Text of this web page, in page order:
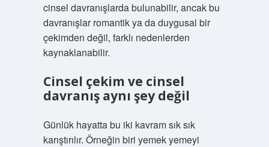
cinsel davranışlarda bulunabilir, ancak bu
davranışlar romantik ya da duygusal bir
çekimden değil, farklı nedenlerden
kaynaklanabilir.
Cinsel çekim ve cinsel
davranış aynı şey değil
Günlük hayatta bu iki kavram sık sık
karıştırılır. Örneğin biri yemek yemeyi